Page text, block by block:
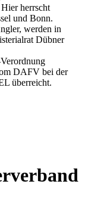
herrscht
und Bonn.
werden in
Dübner
DAFV bei der
überreicht.